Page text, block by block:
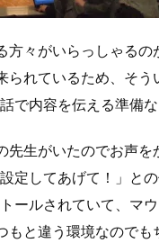
方々がいらっしゃる
れているため、そ
内容を伝える準備な
生がいたのでお声
定してあげて！」と
ールされていて、マ
と違う環境なのでも